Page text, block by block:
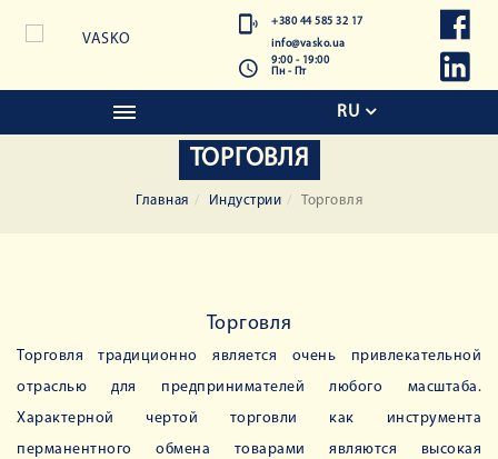
+380 44 585 32 17
info@vasko.ua
9:00 - 19:00
Пн - Пт
RU
ТОРГОВЛЯ
Главная Индустрии Торговля
Торговля
Торговля традиционно является очень привлекательной
отраслью для предпринимателей любого масштаба.
Характерной чертой торговли как инструмента
перманентного обмена товарами являются высокая